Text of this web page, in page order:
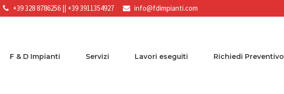
+39 328 8786256 || +39 3911354927 info@fdimpianti.com
F & D Impianti Servizi Lavori eseguiti Richiedi Preventivo